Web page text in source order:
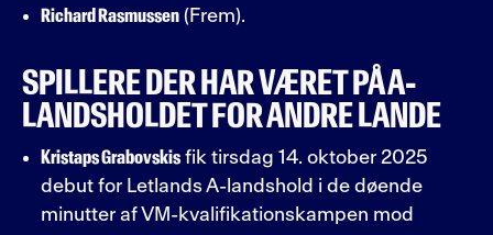
Richard Rasmussen(Frem).
SPILLERE DER HAR VÆRET PÅ A-
LANDSHOLDET FOR ANDRE LANDE
Kristaps Grabovskisfik tirsdag 14. oktober 2025
debut for Letlands A-landshold i de døende
minutter af VM-kvalifikationskampen mod